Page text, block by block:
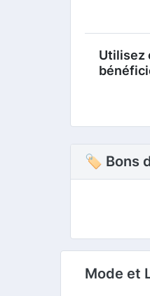
Utilisez
🏷 Bons
Mode et